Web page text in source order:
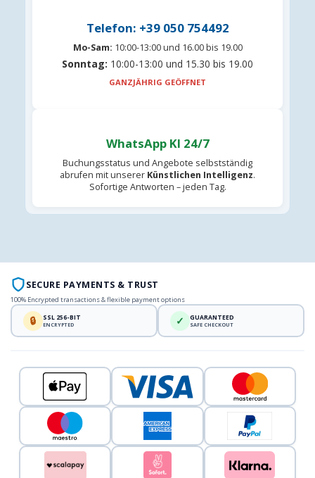
Telefon: +39 050 754492
Mo-Sam: 10:00-13:00 und 16.00 bis 19.00
Sonntag: 10:00-13:00 und 15.30 bis 19.00
GANZJÄHRIG GEÖFFNET
WhatsApp KI 24/7
Buchungsstatus und Angebote selbstständig
abrufen mit unserer Künstlichen Intelligenz.
Sofortige Antworten – jeden Tag.
SECURE PAYMENTS & TRUST
100% Encrypted transactions & flexible payment options
🔒 SSL 256-BIT
ENCRYPTED ✓ GUARANTEED
SAFE CHECKOUT